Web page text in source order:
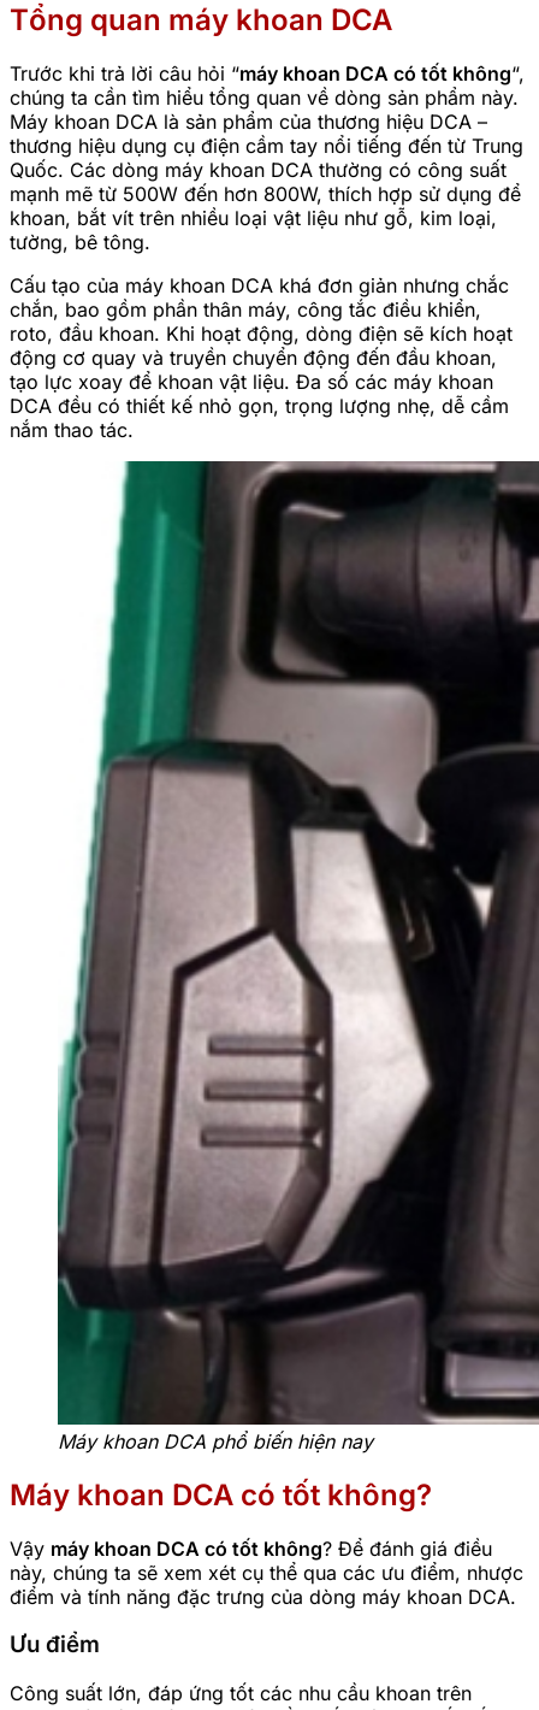
Tổng quan máy khoan DCA
Trước khi trả lời câu hỏi “máy khoan DCA có tốt không“,
chúng ta cần tìm hiểu tổng quan về dòng sản phẩm này.
Máy khoan DCA là sản phẩm của thương hiệu DCA –
thương hiệu dụng cụ điện cầm tay nổi tiếng đến từ Trung
Quốc. Các dòng máy khoan DCA thường có công suất
mạnh mẽ từ 500W đến hơn 800W, thích hợp sử dụng để
khoan, bắt vít trên nhiều loại vật liệu như gỗ, kim loại,
tường, bê tông.
Cấu tạo của máy khoan DCA khá đơn giản nhưng chắc
chắn, bao gồm phần thân máy, công tắc điều khiển,
roto, đầu khoan. Khi hoạt động, dòng điện sẽ kích hoạt
động cơ quay và truyền chuyển động đến đầu khoan,
tạo lực xoay để khoan vật liệu. Đa số các máy khoan
DCA đều có thiết kế nhỏ gọn, trọng lượng nhẹ, dễ cầm
nắm thao tác.
Máy khoan DCA phổ biến hiện nay
Máy khoan DCA có tốt không?
Vậy máy khoan DCA có tốt không? Để đánh giá điều
này, chúng ta sẽ xem xét cụ thể qua các ưu điểm, nhược
điểm và tính năng đặc trưng của dòng máy khoan DCA.
Ưu điểm
Công suất lớn, đáp ứng tốt các nhu cầu khoan trên